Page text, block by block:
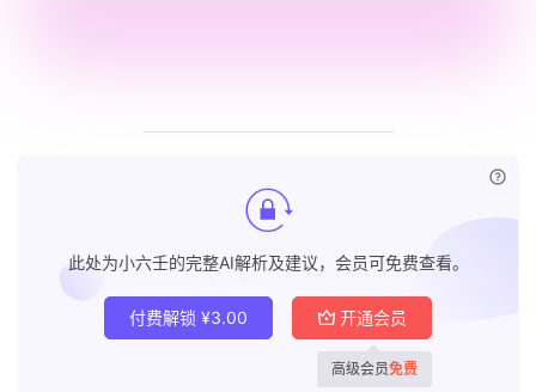
此处为小六壬的完整AI解析及建议，会员可免费查看。
付费解锁 ¥3.00 开通会员
高级会员免费